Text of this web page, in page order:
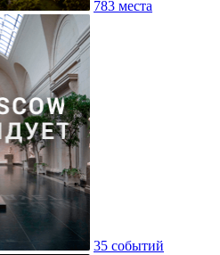
783 места
35 событий